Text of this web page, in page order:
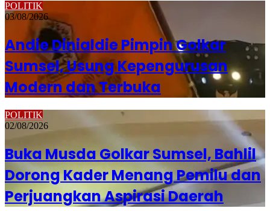
POLITIK
03/08/2026
Andie Dinialdie Pimpin Golkar
Sumsel, Usung Kepengurusan
Modern dan Terbuka
POLITIK
02/08/2026
Buka Musda Golkar Sumsel, Bahlil
Dorong Kader Menang Pemilu dan
Perjuangkan Aspirasi Daerah